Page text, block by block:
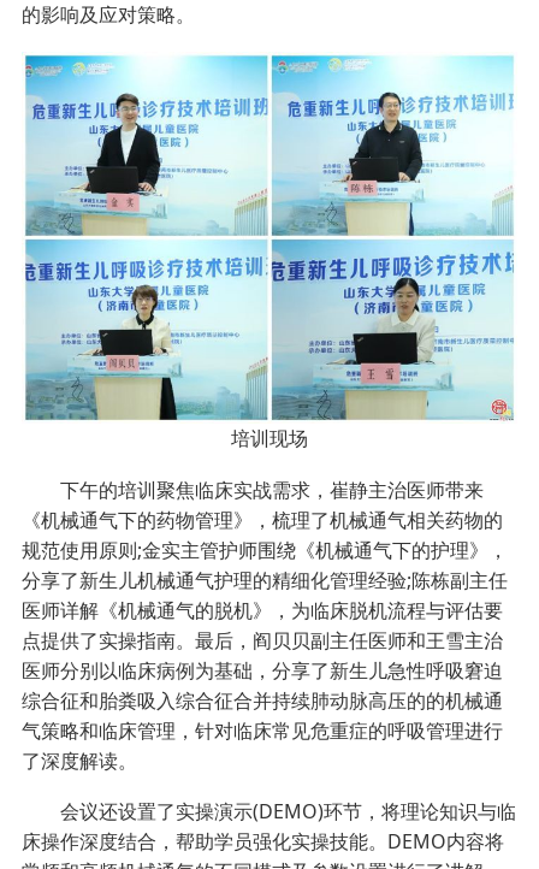
的影响及应对策略。
培训现场
下午的培训聚焦临床实战需求，崔静主治医师带来
《机械通气下的药物管理》，梳理了机械通气相关药物的
规范使用原则;金实主管护师围绕《机械通气下的护理》，
分享了新生儿机械通气护理的精细化管理经验;陈栋副主任
医师详解《机械通气的脱机》，为临床脱机流程与评估要
点提供了实操指南。最后，阎贝贝副主任医师和王雪主治
医师分别以临床病例为基础，分享了新生儿急性呼吸窘迫
综合征和胎粪吸入综合征合并持续肺动脉高压的的机械通
气策略和临床管理，针对临床常见危重症的呼吸管理进行
了深度解读。
会议还设置了实操演示(DEMO)环节，将理论知识与临
床操作深度结合，帮助学员强化实操技能。DEMO内容将